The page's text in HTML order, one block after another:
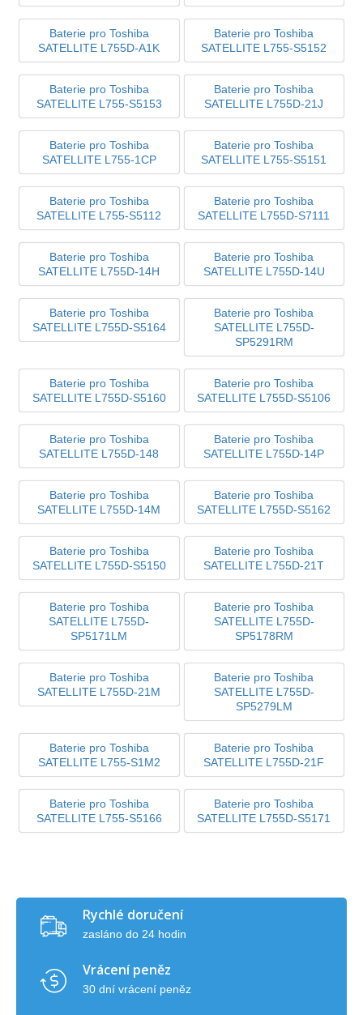
Baterie pro Toshiba
SATELLITE L755D-A1K
Baterie pro Toshiba
SATELLITE L755-S5152
Baterie pro Toshiba
SATELLITE L755-S5153
Baterie pro Toshiba
SATELLITE L755D-21J
Baterie pro Toshiba
SATELLITE L755-1CP
Baterie pro Toshiba
SATELLITE L755-S5151
Baterie pro Toshiba
SATELLITE L755-S5112
Baterie pro Toshiba
SATELLITE L755D-S7111
Baterie pro Toshiba
SATELLITE L755D-14H
Baterie pro Toshiba
SATELLITE L755D-14U
Baterie pro Toshiba
SATELLITE L755D-S5164
Baterie pro Toshiba
SATELLITE L755D-
SP5291RM
Baterie pro Toshiba
SATELLITE L755D-S5160
Baterie pro Toshiba
SATELLITE L755D-S5106
Baterie pro Toshiba
SATELLITE L755D-148
Baterie pro Toshiba
SATELLITE L755D-14P
Baterie pro Toshiba
SATELLITE L755D-14M
Baterie pro Toshiba
SATELLITE L755D-S5162
Baterie pro Toshiba
SATELLITE L755D-S5150
Baterie pro Toshiba
SATELLITE L755D-21T
Baterie pro Toshiba
SATELLITE L755D-
SP5171LM
Baterie pro Toshiba
SATELLITE L755D-
SP5178RM
Baterie pro Toshiba
SATELLITE L755D-21M
Baterie pro Toshiba
SATELLITE L755D-
SP5279LM
Baterie pro Toshiba
SATELLITE L755-S1M2
Baterie pro Toshiba
SATELLITE L755D-21F
Baterie pro Toshiba
SATELLITE L755-S5166
Baterie pro Toshiba
SATELLITE L755D-S5171
Rychlé doručení
zasláno do 24 hodin
Vrácení peněz
30 dní vrácení peněz